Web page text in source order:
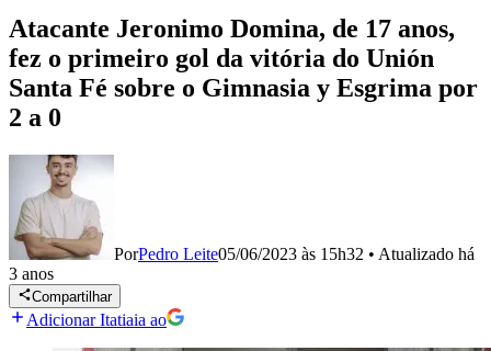
Atacante Jeronimo Domina, de 17 anos,
fez o primeiro gol da vitória do Unión
Santa Fé sobre o Gimnasia y Esgrima por
2 a 0
PorPedro Leite05/06/2023 às 15h32 • Atualizado há
3 anos
Compartilhar
Adicionar Itatiaia ao